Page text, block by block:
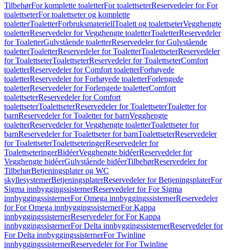
TilbehørFor komplette toaletterFor toalettseterReservedeler for For
toalettseterFor toalettseter og komplette
toaletterToaletterForbruksmateriellToalett og toalettseterVegghengte
toaletterReservedeler for Vegghengte toaletterToaletterReservedeler
for ToaletterGulvstående toaletterReservedeler for Gulvstående
toaletterToaletterReservedeler for ToaletterToalettseterReservedeler
for ToalettseterToalettseterReservedeler for ToalettseterComfort
toaletterReservedeler for Comfort toaletterForhøyede
toaletterReservedeler for Forhøyede toaletterForlengede
toaletterReservedeler for Forlengede toaletterComfort
toalettseterReservedeler for Comfort
toalettseterToalettseterReservedeler for ToalettseterToaletter for
barnReservedeler for Toaletter for barnVegghengte
toaletterReservedeler for Vegghengte toaletterToalettseter for
barnReservedeler for Toalettseter for barnToalettseterReservedeler
for ToalettseterToalettseteringerReservedeler for
ToalettseteringerBidéerVegghengte bidéerReservedeler for
Vegghengte bidéerGulvstående bidéerTilbehørReservedeler for
TilbehørBetjeningsplater og WC
skyllesystemerBetjeningsplaterReservedeler for BetjeningsplaterFor
Sigma innbyggingssisternerReservedeler for For Sigma
innbyggingssisternerFor Omega innbyggingssisternerReservedeler
for For Omega innbyggingssisternerFor Kappa
innbyggingssisternerReservedeler for For Kappa
innbyggingssisternerFor Delta innbyggingssisternerReservedeler for
For Delta innbyggingssisternerFor Twinline
innbyggingssisternerReservedeler for For Twinline